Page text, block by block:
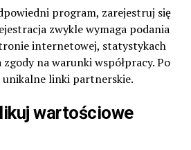
program, zarejestruj się
zwykle wymaga podania
internetowej, statystykach
na warunki współpracy. Po
linki partnerskie.
wartościowe